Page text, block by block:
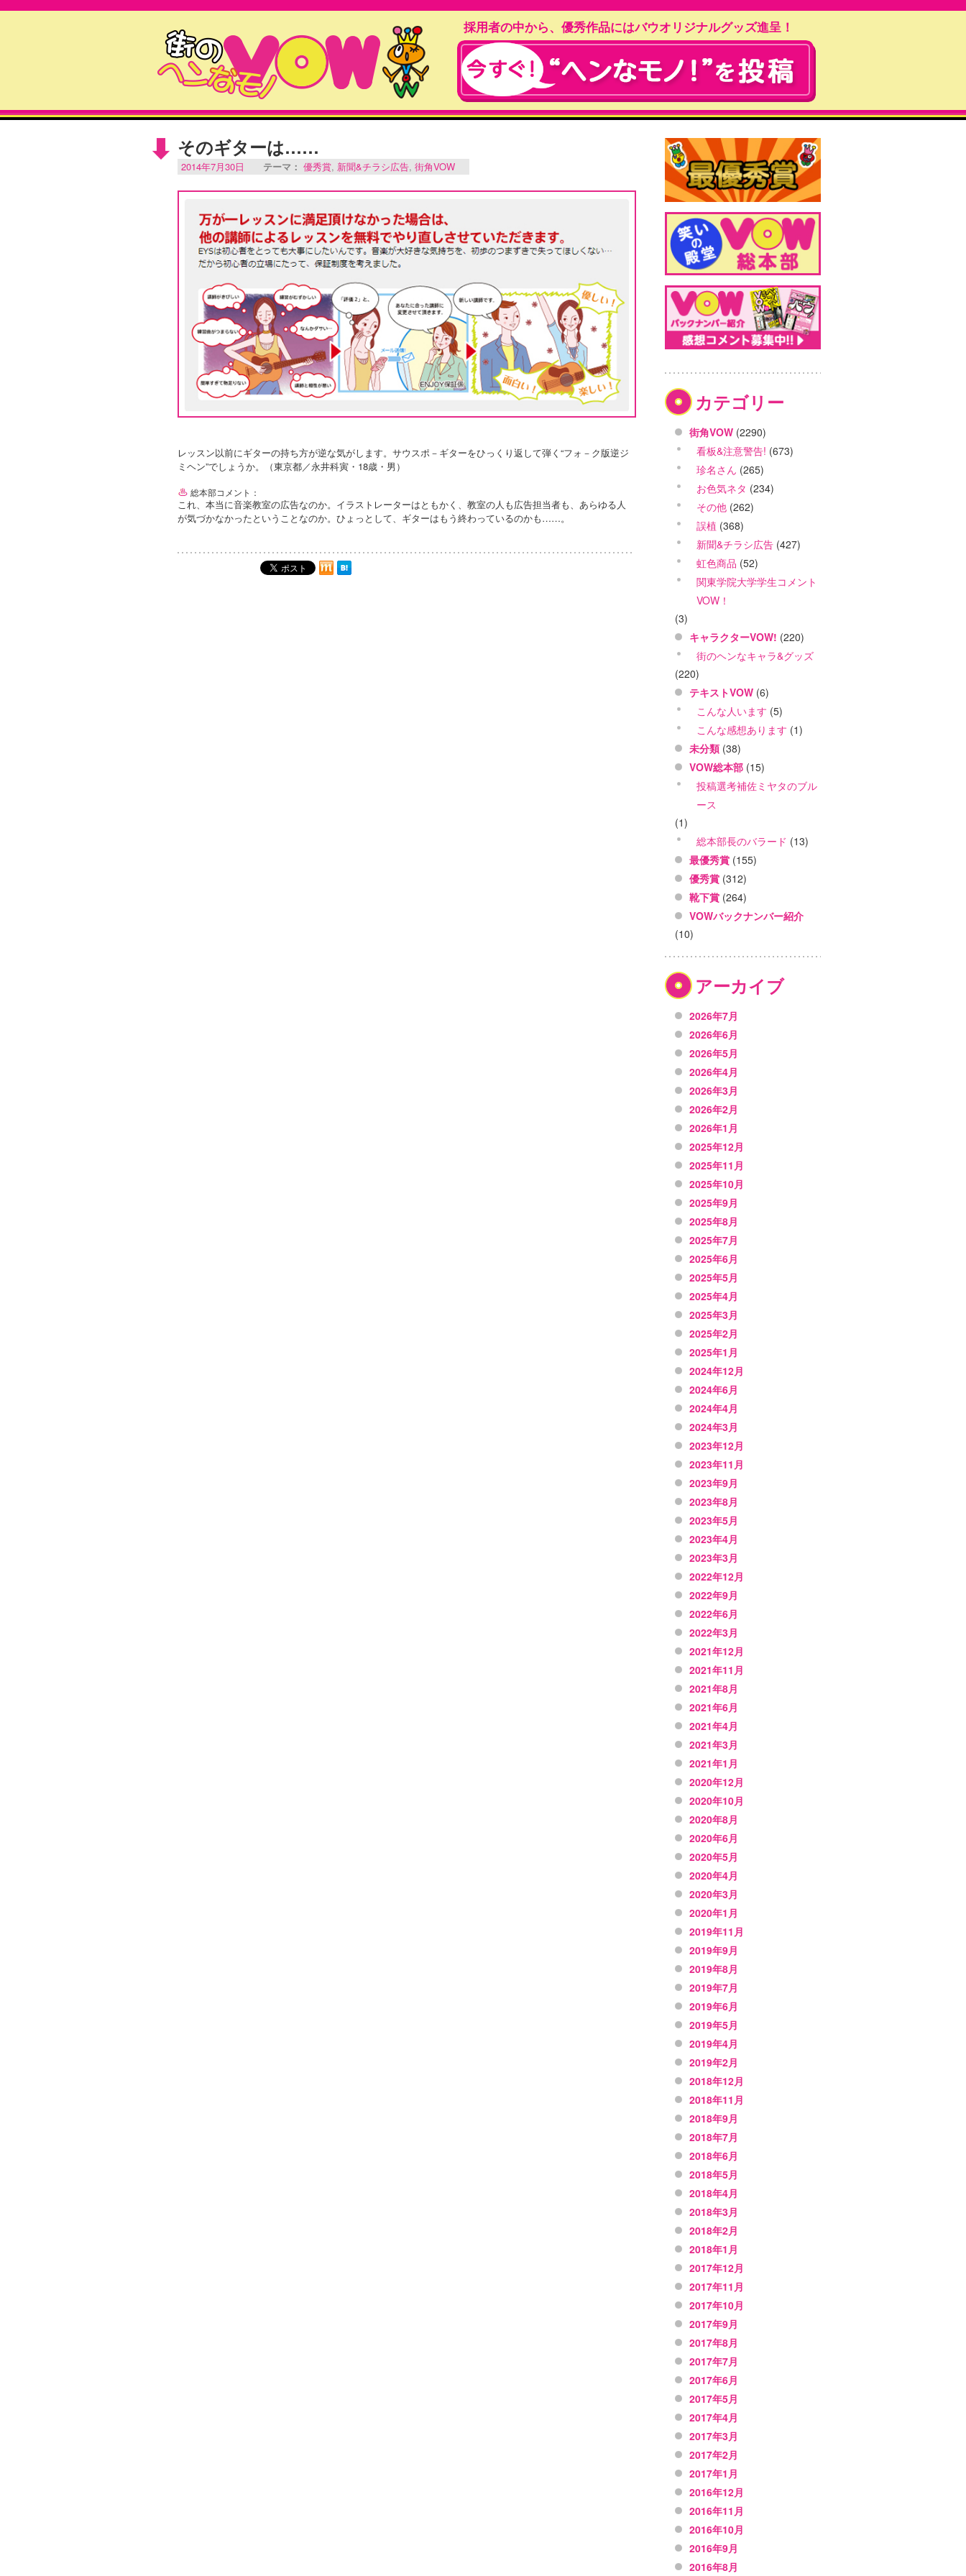
採用者の中から、優秀作品にはバウオリジナルグッズ進呈！
そのギターは……
2014年7月30日 テーマ： 優秀賞, 新聞&チラシ広告, 街角VOW
レッスン以前にギターの持ち方が逆な気がします。サウスポ－ギターをひっくり返して弾く“フォ－ク版逆ジ
ミヘン”でしょうか。（東京都／永井科寅・18歳・男）
総本部コメント：
これ、本当に音楽教室の広告なのか。イラストレーターはともかく、教室の人も広告担当者も、あらゆる人
が気づかなかったということなのか。ひょっとして、ギターはもう終わっているのかも……。
カテゴリー
街角VOW (2290)
看板&注意警告! (673)
珍名さん (265)
お色気ネタ (234)
その他 (262)
誤植 (368)
新聞&チラシ広告 (427)
虹色商品 (52)
関東学院大学学生コメント
VOW！
(3)
キャラクターVOW! (220)
街のヘンなキャラ&グッズ
(220)
テキストVOW (6)
こんな人います (5)
こんな感想あります (1)
未分類 (38)
VOW総本部 (15)
投稿選考補佐ミヤタのブル
ース
(1)
総本部長のバラード (13)
最優秀賞 (155)
優秀賞 (312)
靴下賞 (264)
VOWバックナンバー紹介
(10)
アーカイブ
2026年7月
2026年6月
2026年5月
2026年4月
2026年3月
2026年2月
2026年1月
2025年12月
2025年11月
2025年10月
2025年9月
2025年8月
2025年7月
2025年6月
2025年5月
2025年4月
2025年3月
2025年2月
2025年1月
2024年12月
2024年6月
2024年4月
2024年3月
2023年12月
2023年11月
2023年9月
2023年8月
2023年5月
2023年4月
2023年3月
2022年12月
2022年9月
2022年6月
2022年3月
2021年12月
2021年11月
2021年8月
2021年6月
2021年4月
2021年3月
2021年1月
2020年12月
2020年10月
2020年8月
2020年6月
2020年5月
2020年4月
2020年3月
2020年1月
2019年11月
2019年9月
2019年8月
2019年7月
2019年6月
2019年5月
2019年4月
2019年2月
2018年12月
2018年11月
2018年9月
2018年7月
2018年6月
2018年5月
2018年4月
2018年3月
2018年2月
2018年1月
2017年12月
2017年11月
2017年10月
2017年9月
2017年8月
2017年7月
2017年6月
2017年5月
2017年4月
2017年3月
2017年2月
2017年1月
2016年12月
2016年11月
2016年10月
2016年9月
2016年8月